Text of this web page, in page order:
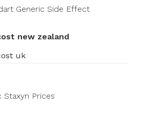
Generic Side Effect
new zealand
uk
Staxyn Prices